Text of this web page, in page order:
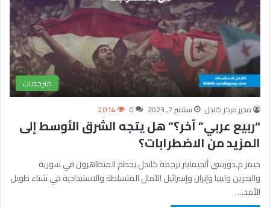
مترجمات
محرر مركز كاندل سبتمبر 7, 2023 0 2٬014
“ربيع عربي” آخر؟” هل يتجه الشرق الأوسط إلى
المزيد من الاضطرابات؟
جيمز م.دورسي ألجيماينر ترجمة كاندل يحطم المتظاهرون في سورية
والبحرين وليبيا وإيران وإسرائيل الآمال المتسلطة والاستبدادية في شتاء طويل
الأمد.…